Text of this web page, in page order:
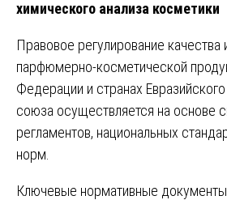
химического анализа косметики
Правовое регулирование качества
парфюмерно-косметической
Федерации и странах
союза осуществляется на основе
регламентов, национальных
норм.
Ключевые нормативные